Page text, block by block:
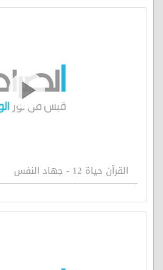
القرآن حياة 12 - جهاد النفس